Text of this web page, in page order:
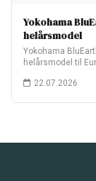
Yokohama
helårsmodel
Yokohama
helårsmodel til
22.07.2026